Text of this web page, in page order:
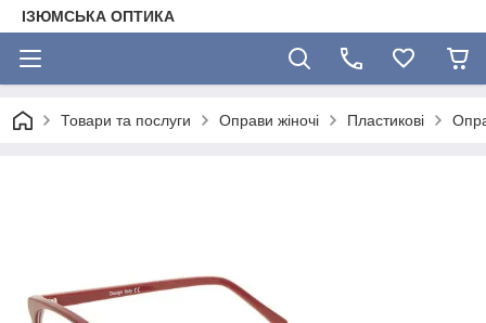
ІЗЮМСЬКА ОПТИКА
Товари та послуги Оправи жіночі Пластикові